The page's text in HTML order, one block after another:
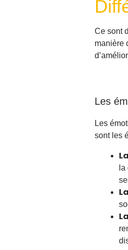
Ce sont
manière
Les
Les
sont les